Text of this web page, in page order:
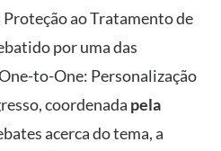
ao Tratamento de
por uma das
to-One: Personalização
coordenada pela
acerca do tema, a